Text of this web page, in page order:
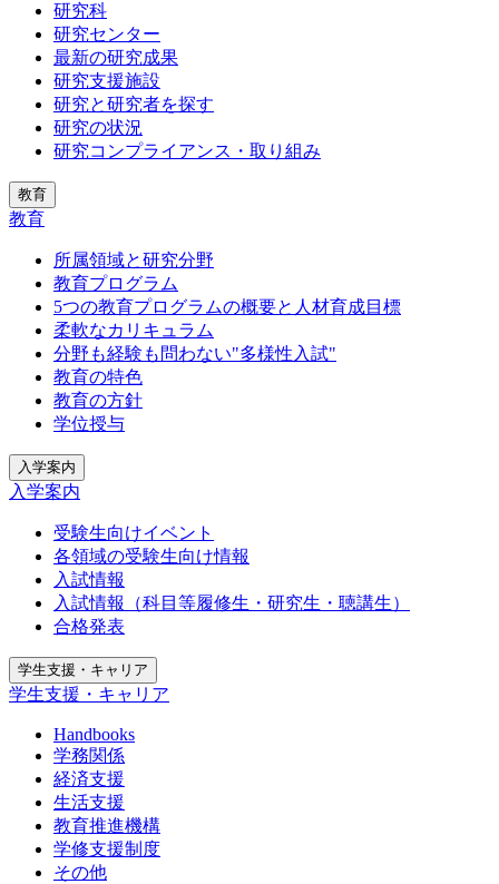
研究科
研究センター
最新の研究成果
研究支援施設
研究と研究者を探す
研究の状況
研究コンプライアンス・取り組み
教育
教育
所属領域と研究分野
教育プログラム
5つの教育プログラムの概要と人材育成目標
柔軟なカリキュラム
分野も経験も問わない"多様性入試"
教育の特色
教育の方針
学位授与
入学案内
入学案内
受験生向けイベント
各領域の受験生向け情報
入試情報
入試情報（科目等履修生・研究生・聴講生）
合格発表
学生支援・キャリア
学生支援・キャリア
Handbooks
学務関係
経済支援
生活支援
教育推進機構
学修支援制度
その他